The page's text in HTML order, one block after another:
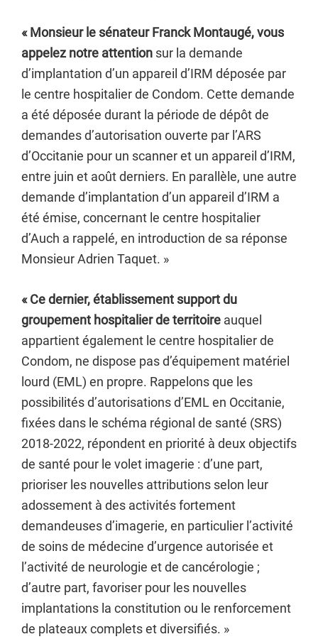
« Monsieur le sénateur Franck Montaugé, vous
appelez notre attention sur la demande
d’implantation d’un appareil d’IRM déposée par
le centre hospitalier de Condom. Cette demande
a été déposée durant la période de dépôt de
demandes d’autorisation ouverte par l’ARS
d’Occitanie pour un scanner et un appareil d’IRM,
entre juin et août derniers. En parallèle, une autre
demande d’implantation d’un appareil d’IRM a
été émise, concernant le centre hospitalier
d’Auch a rappelé, en introduction de sa réponse
Monsieur Adrien Taquet. »
« Ce dernier, établissement support du
groupement hospitalier de territoire auquel
appartient également le centre hospitalier de
Condom, ne dispose pas d’équipement matériel
lourd (EML) en propre. Rappelons que les
possibilités d’autorisations d’EML en Occitanie,
fixées dans le schéma régional de santé (SRS)
2018-2022, répondent en priorité à deux objectifs
de santé pour le volet imagerie : d’une part,
prioriser les nouvelles attributions selon leur
adossement à des activités fortement
demandeuses d’imagerie, en particulier l’activité
de soins de médecine d’urgence autorisée et
l’activité de neurologie et de cancérologie ;
d’autre part, favoriser pour les nouvelles
implantations la constitution ou le renforcement
de plateaux complets et diversifiés. »